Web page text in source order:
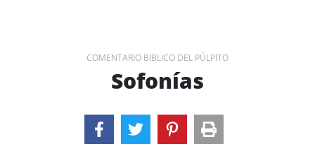
COMENTARIO BIBLICO DEL PÚLPITO
Sofonías